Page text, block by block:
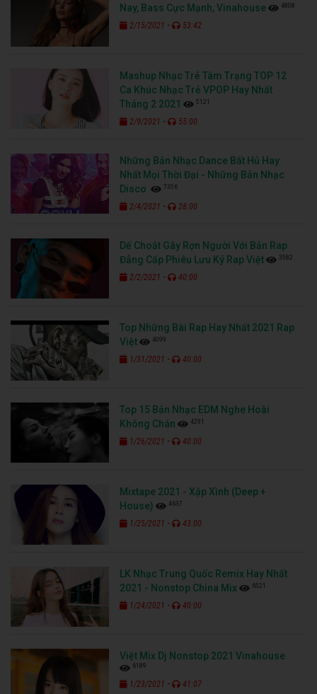
Nay, Bass Cực Mạnh, Vinahouse
4808
2/15/2021 - 53:42
Mashup Nhạc Trẻ Tâm Trạng TOP 12
Ca Khúc Nhạc Trẻ VPOP Hay Nhất
Tháng 2 2021
5121
2/9/2021 - 55:00
Những Bản Nhạc Dance Bất Hủ Hay
Nhất Mọi Thời Đại - Những Bản Nhạc
Disco
7356
2/4/2021 - 28:00
Dế Choắt Gây Rợn Người Với Bản Rap
Đẳng Cấp Phiêu Lưu Ký Rap Việt
3582
2/2/2021 - 40:00
Top Những Bài Rap Hay Nhất 2021 Rap
Việt
4099
1/31/2021 - 40:00
Top 15 Bản Nhạc EDM Nghe Hoài
Không Chán
4291
1/26/2021 - 40:00
Mixtape 2021 - Xập Xình (Deep +
House)
4637
1/25/2021 - 43:00
LK Nhạc Trung Quốc Remix Hay Nhất
2021 - Nonstop China Mix
6521
1/24/2021 - 40:00
Việt Mix Dj Nonstop 2021 Vinahouse
6189
1/23/2021 - 41:07